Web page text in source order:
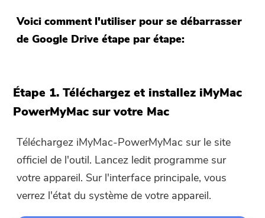
Voici comment l'utiliser pour se débarrasser
de Google Drive étape par étape:
Étape 1. Téléchargez et installez iMyMac
PowerMyMac sur votre Mac
Téléchargez iMyMac-PowerMyMac sur le site
officiel de l'outil. Lancez ledit programme sur
votre appareil. Sur l'interface principale, vous
verrez l'état du système de votre appareil.